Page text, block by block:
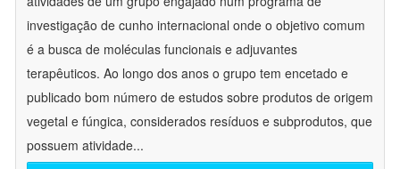
investigação de cunho internacional onde o objetivo comum
é a busca de moléculas funcionais e adjuvantes
terapêuticos. Ao longo dos anos o grupo tem encetado e
publicado bom número de estudos sobre produtos de origem
vegetal e fúngica, considerados resíduos e subprodutos, que
possuem atividade...